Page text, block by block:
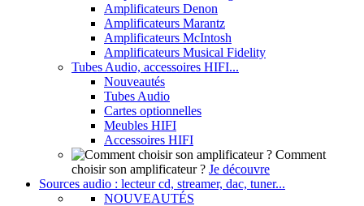
Amplificateurs Denon
Amplificateurs Marantz
Amplificateurs McIntosh
Amplificateurs Musical Fidelity
Tubes Audio, accessoires HIFI...
Nouveautés
Tubes Audio
Cartes optionnelles
Meubles HIFI
Accessoires HIFI
Comment
choisir son amplificateur ? Je découvre
Sources audio : lecteur cd, streamer, dac, tuner...
NOUVEAUTÉS